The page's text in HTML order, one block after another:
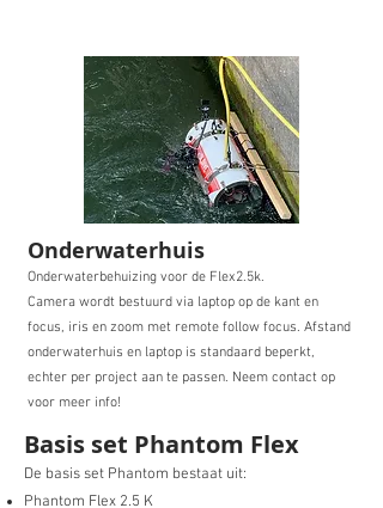
Onderwaterhuis
Onderwaterbehuizing voor de Flex2.5k.
Camera wordt bestuurd via laptop op de kant en
focus, iris en zoom met remote follow focus. Afstand
onderwaterhuis en laptop is standaard beperkt,
echter per project aan te passen. Neem contact op
voor meer info!
Basis set Phantom Flex
De basis set Phantom bestaat uit:
Phantom Flex 2.5 K